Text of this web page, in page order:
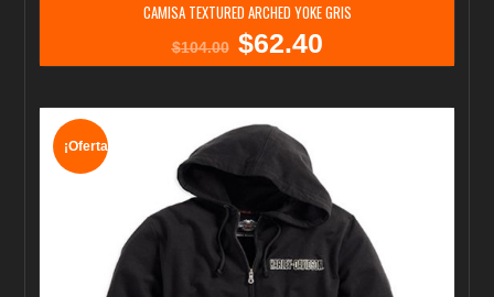
CAMISA TEXTURED ARCHED YOKE GRIS
$104.00
El
$104.00.
$62.40El
¡Oferta!